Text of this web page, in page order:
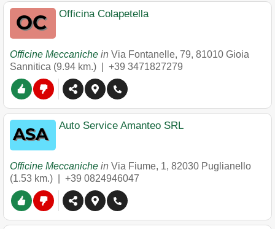
Officina Colapetella
Officine Meccaniche in Via Fontanelle, 79, 81010 Gioia
Sannitica (9.94 km.) | +39 3471827279
Auto Service Amanteo SRL
Officine Meccaniche in Via Fiume, 1, 82030 Puglianello
(1.53 km.) | +39 0824946047